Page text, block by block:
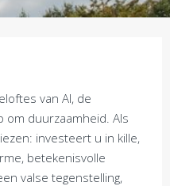
van AI, de
om duurzaamheid. Als
investeert u in kille,
betekenisvolle
valse tegenstelling,